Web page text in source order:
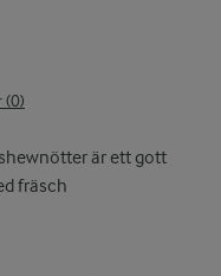
(0)
är ett gott
fräsch